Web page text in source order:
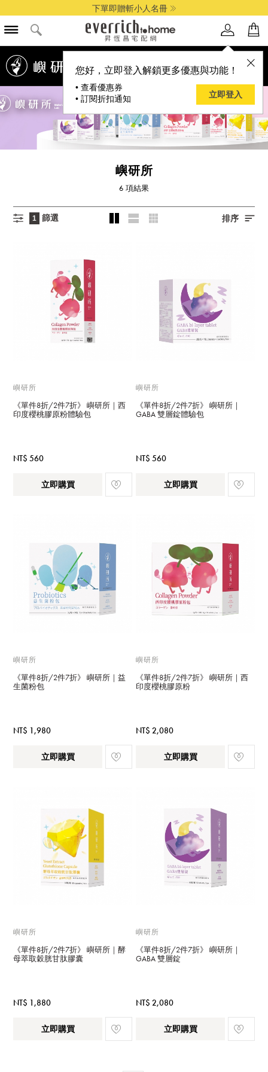
下單即贈斬小人名冊
您好，立即登入解鎖更多優惠與功能！
• 查看優惠券
• 訂閱折扣通知
立即登入
嶼研所
6 項結果
1 篩選 排序
嶼研所
《單件8折/2件7折》 嶼研所｜西
印度櫻桃膠原粉體驗包
NT$ 560
立即購買
嶼研所
《單件8折/2件7折》 嶼研所｜
GABA 雙層錠體驗包
NT$ 560
立即購買
嶼研所
《單件8折/2件7折》 嶼研所｜益
生菌粉包
NT$ 1,980
立即購買
嶼研所
《單件8折/2件7折》 嶼研所｜西
印度櫻桃膠原粉
NT$ 2,080
立即購買
嶼研所
《單件8折/2件7折》 嶼研所｜酵
母萃取穀胱甘肽膠囊
NT$ 1,880
立即購買
嶼研所
《單件8折/2件7折》 嶼研所｜
GABA 雙層錠
NT$ 2,080
立即購買